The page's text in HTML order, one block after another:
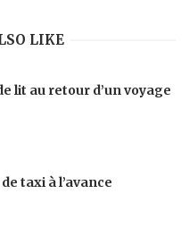
LIKE
lit au retour d’un voyage
taxi à l’avance